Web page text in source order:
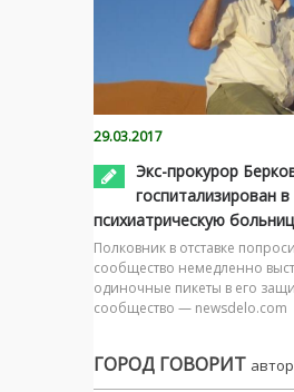
29.03.2017
Экс-прокурор
госпитализирован в
психиатрическую
Полковник в отставке
сообщество немедленно
одиночные пикеты в его
сообщество — newsdelo.com
ГОРОД ГОВОРИТ